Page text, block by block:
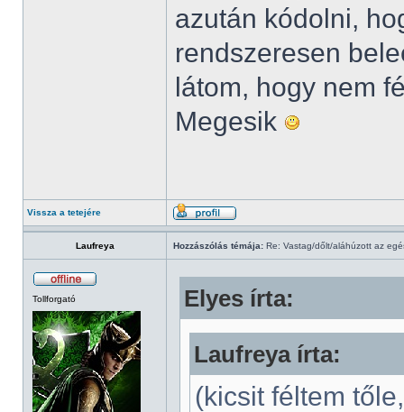
azután kódolni,
rendszeresen
látom, hogy nem
Megesik
Vissza a tetejére
Laufreya Hozzászólás témája: Re: Vastag/dőlt/aláhúzott az
Tollforgató Elyes írta:
Laufreya írta:
(kicsit féltem